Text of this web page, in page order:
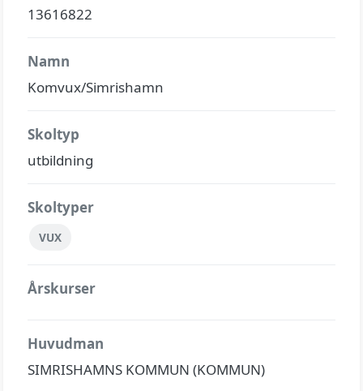
13616822
Namn
Komvux/Simrishamn
Skoltyp
utbildning
Skoltyper
VUX
Årskurser
Huvudman
SIMRISHAMNS KOMMUN (KOMMUN)